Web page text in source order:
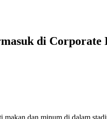
di Corporate
dan minum di dalam